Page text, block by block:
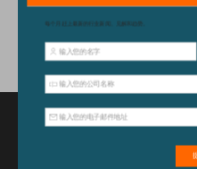
配件
特点和优点